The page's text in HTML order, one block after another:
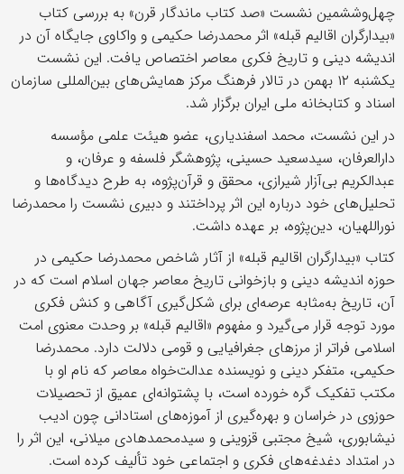
چهل‌وششمین نشست «صد کتاب ماندگار قرن» به بررسی کتاب
«بیدارگران اقالیم قبله» اثر محمدرضا حکیمی و واکاوی جایگاه آن در
اندیشه دینی و تاریخ فکری معاصر اختصاص یافت. این نشست
یکشنبه ۱۲ بهمن در تالار فرهنگ مرکز همایش‌های بین‌المللی سازمان
اسناد و کتابخانه ملی ایران برگزار شد.
در این نشست، محمد اسفندیاری، عضو هیئت علمی مؤسسه
دارالعرفان، سیدسعید حسینی، پژوهشگر فلسفه و عرفان، و
عبدالکریم بی‌آزار شیرازی، محقق و قرآن‌پژوه، به طرح دیدگاه‌ها و
تحلیل‌های خود درباره این اثر پرداختند و دبیری نشست را محمدرضا
نوراللهیان، دین‌پژوه، بر عهده داشت.
کتاب «بیدارگران اقالیم قبله» از آثار شاخص محمدرضا حکیمی در
حوزه اندیشه دینی و بازخوانی تاریخ معاصر جهان اسلام است که در
آن، تاریخ به‌مثابه عرصه‌ای برای شکل‌گیری آگاهی و کنش فکری
مورد توجه قرار می‌گیرد و مفهوم «اقالیم قبله» بر وحدت معنوی امت
اسلامی فراتر از مرزهای جغرافیایی و قومی دلالت دارد. محمدرضا
حکیمی، متفکر دینی و نویسنده عدالت‌خواه معاصر که نام او با
مکتب تفکیک گره خورده است، با پشتوانه‌ای عمیق از تحصیلات
حوزوی در خراسان و بهره‌گیری از آموزه‌های استادانی چون ادیب
نیشابوری، شیخ مجتبی قزوینی و سیدمحمدهادی میلانی، این اثر را
در امتداد دغدغه‌های فکری و اجتماعی خود تألیف کرده است.